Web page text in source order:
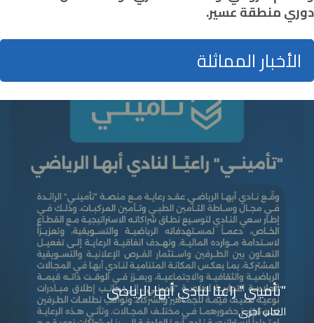
دوري منطقة عسير.
الأخبار المماثلة
"تأميني" راعيًا لنادي أبها الرياضي
العاب اخرى